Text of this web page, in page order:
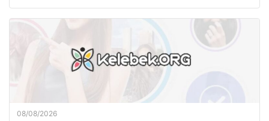
08/08/2026